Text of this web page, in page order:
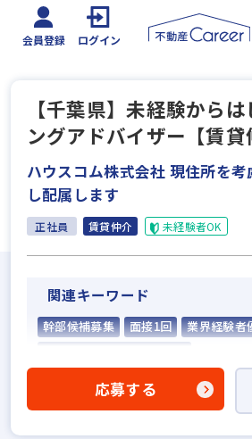
会員登録 ログイン
【千葉県】未経験から
ングアドバイザー【賃貸
ハウスコム株式会社 現住所を考
し配属します
正社員 賃貸仲介 未経験者OK
関連キーワード
幹部候補募集 面接1回
業界経験者
業界未経
既卒・第2新卒歓迎
職種未経験歓迎
応募する